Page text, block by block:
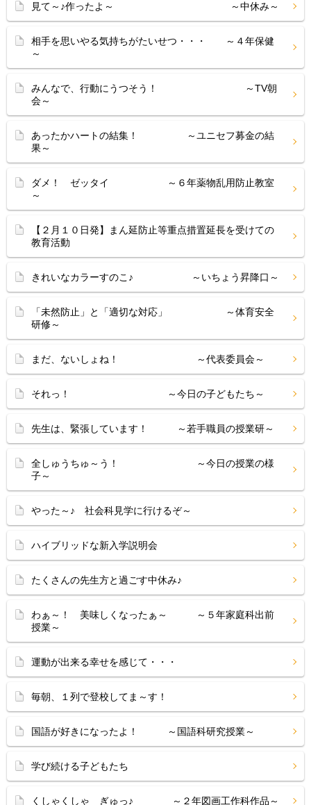
見て～♪作ったよ～ ～中休み～
相手を思いやる気持ちがたいせつ・・・ ～４年保健
～
みんなで、行動にうつそう！ ～TV朝
会～
あったかハートの結集！ ～ユニセフ募金の結
果～
ダメ！ ゼッタイ ～６年薬物乱用防止教室
～
【２月１０日発】まん延防止等重点措置延長を受けての
教育活動
きれいなカラーすのこ♪ ～いちょう昇降口～
「未然防止」と「適切な対応」 ～体育安全
研修～
まだ、ないしょね！ ～代表委員会～
それっ！ ～今日の子どもたち～
先生は、緊張しています！ ～若手職員の授業研～
全しゅうちゅ～う！ ～今日の授業の様
子～
やった～♪ 社会科見学に行けるぞ～
ハイブリッドな新入学説明会
たくさんの先生方と過ごす中休み♪
わぁ～！ 美味しくなったぁ～ ～５年家庭科出前
授業～
運動が出来る幸せを感じて・・・
毎朝、１列で登校してま～す！
国語が好きになったよ！ ～国語科研究授業～
学び続ける子どもたち
くしゃくしゃ ぎゅっ♪ ～２年図画工作科作品～